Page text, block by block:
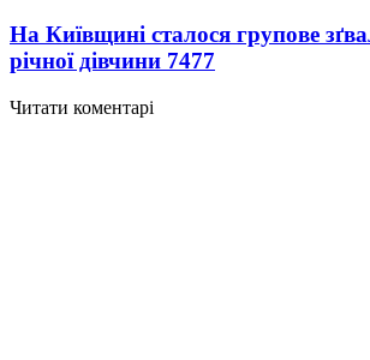
На Київщині сталося групове
річної дівчини 7477
Читати коментарі